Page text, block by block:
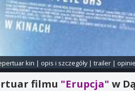
kin | opis i szczegóły| trailer| opinie
filmu "Erupcja"w